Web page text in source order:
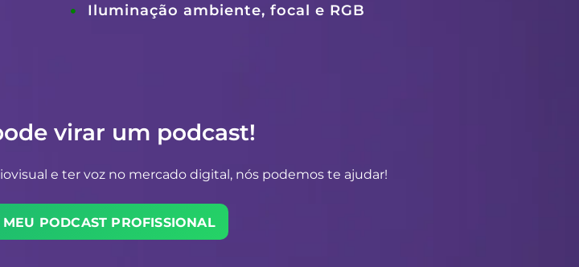
Iluminação ambiente, focal e RGB
virar um podcast!
e ter voz no mercado digital, nós podemos te ajudar!
PODCAST PROFISSIONAL